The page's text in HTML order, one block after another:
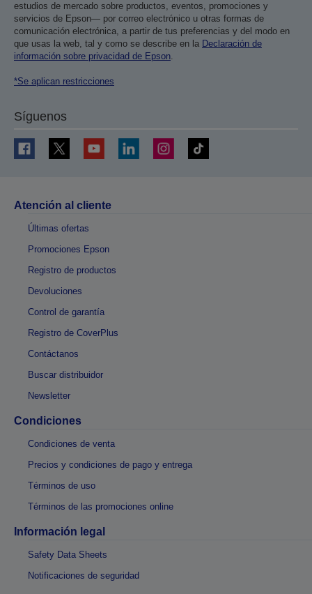
estudios de mercado sobre productos, eventos, promociones y
servicios de Epson— por correo electrónico u otras formas de
comunicación electrónica, a partir de tus preferencias y del modo en
que usas la web, tal y como se describe en la Declaración de
información sobre privacidad de Epson.
*Se aplican restricciones
Síguenos
Atención al cliente
Últimas ofertas
Promociones Epson
Registro de productos
Devoluciones
Control de garantía
Registro de CoverPlus
Contáctanos
Buscar distribuidor
Newsletter
Condiciones
Condiciones de venta
Precios y condiciones de pago y entrega
Términos de uso
Términos de las promociones online
Información legal
Safety Data Sheets
Notificaciones de seguridad